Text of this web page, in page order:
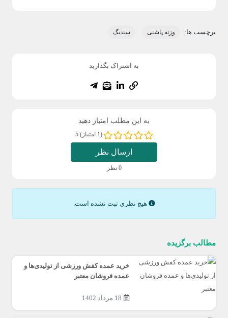
برچسب ها: وزنه پاشنی سندبگ
به اشتراک بگذارید
به این مطلب امتیاز دهید
(1 امتیاز) 5
0 نظر
ارسال نظر
هیچ نظری ثبت نشده است.
مطالب برگزیده
خرید عمده کفش ورزشی از تولیدی‌ها و
عمده فروشان معتبر
18 مرداد 1402